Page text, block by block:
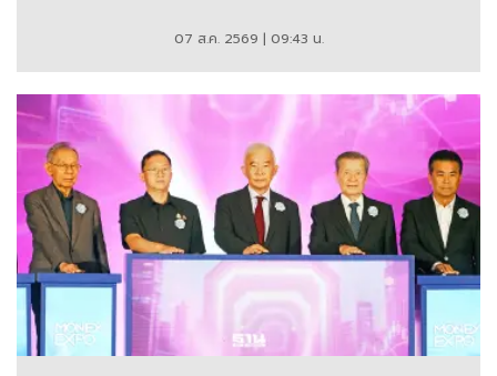
07 ส.ค. 2569 | 09:43 น.